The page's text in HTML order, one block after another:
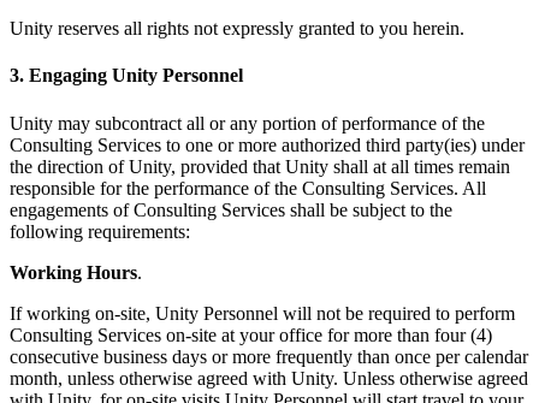
Unity reserves all rights not expressly granted to you herein.
3. Engaging Unity Personnel
Unity may subcontract all or any portion of performance of the
Consulting Services to one or more authorized third party(ies) under
the direction of Unity, provided that Unity shall at all times remain
responsible for the performance of the Consulting Services. All
engagements of Consulting Services shall be subject to the
following requirements:
Working Hours.
If working on-site, Unity Personnel will not be required to perform
Consulting Services on-site at your office for more than four (4)
consecutive business days or more frequently than once per calendar
month, unless otherwise agreed with Unity. Unless otherwise agreed